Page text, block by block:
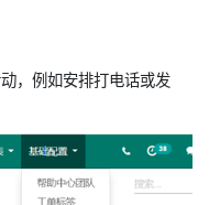
，例如安排打电话或发